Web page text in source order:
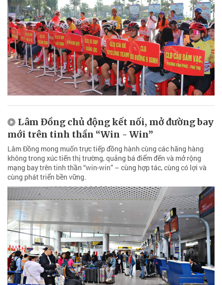
Lâm Đồng chủ động kết nối, mở đường bay
mới trên tinh thần “Win - Win”
Lâm Đồng mong muốn trực tiếp đồng hành cùng các hãng hàng
không trong xúc tiến thị trường, quảng bá điểm đến và mở rộng
mạng bay trên tinh thần “win-win” – cùng hợp tác, cùng có lợi và
cùng phát triển bền vững.